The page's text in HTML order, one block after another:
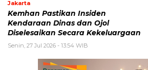
Jakarta
Kemhan Pastikan Insiden
Kendaraan Dinas dan Ojol
Diselesaikan Secara Kekeluargaan
Senin, 27 Jul 2026 - 13:54 WIB